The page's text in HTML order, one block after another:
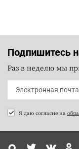
Подпишитесь
Раз в неделю мы
Я даю согласие на